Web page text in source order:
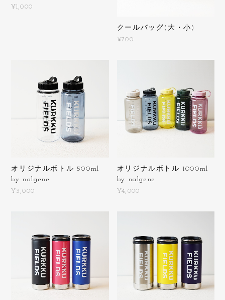
¥1,000
クールバッグ(大・小)
¥700
オリジナルボトル 500ml
by nalgene
¥3,000
オリジナルボトル 1000ml
by nalgene
¥4,000